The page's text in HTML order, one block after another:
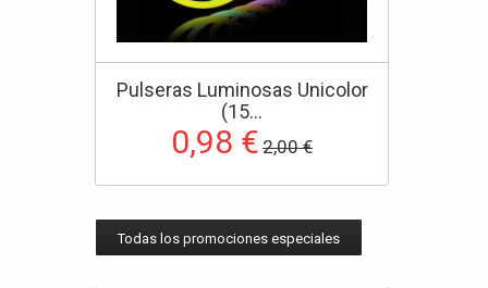
Pulseras Luminosas Unicolor
(15...
0,98 € 2,00 €
Todas los promociones especiales